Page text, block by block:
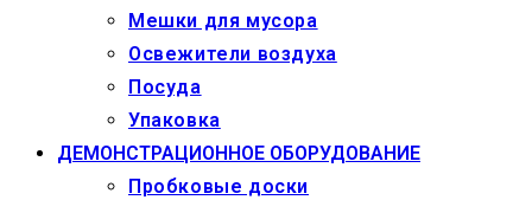
Мешки для мусора
Освежители воздуха
Посуда
Упаковка
ДЕМОНСТРАЦИОННОЕ ОБОРУДОВАНИЕ
Пробковые доски